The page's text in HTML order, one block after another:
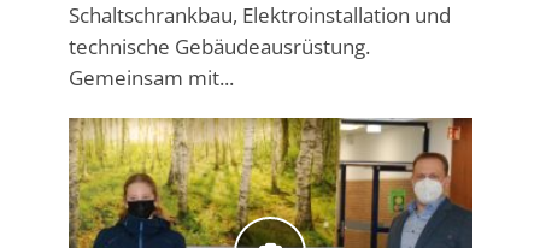
Schaltschrankbau, Elektroinstallation und
technische Gebäudeausrüstung.
Gemeinsam mit...